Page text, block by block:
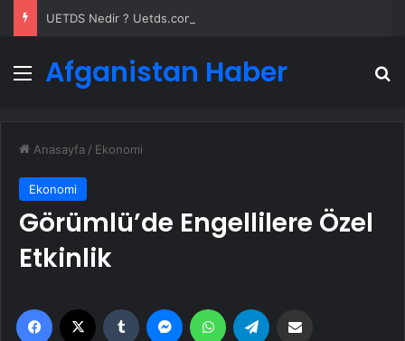
Menü
Afganistan Haber
Anasayfa / Ekonomi
Ekonomi
Görümlü’de Engellilere Özel
Etkinlik
Facebook Tumblr MessengerWhatsApp